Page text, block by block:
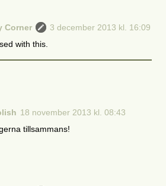
Corner
3 december 2013 kl. 16:09
with this.
18 november 2013 kl. 08:43
tillsammans!